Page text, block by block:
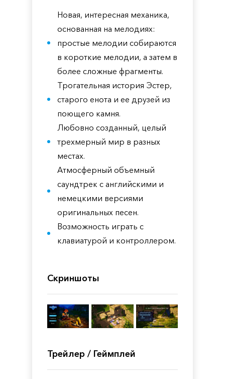
Новая, интересная механика,
основанная на мелодиях:
простые мелодии собираются
в короткие мелодии, а затем в
более сложные фрагменты.
Трогательная история Эстер,
старого енота и ее друзей из
поющего камня.
Любовно созданный, целый
трехмерный мир в разных
местах.
Атмосферный объемный
саундтрек с английскими и
немецкими версиями
оригинальных песен.
Возможность играть с
клавиатурой и контроллером.
Скриншоты
Трейлер / Геймплей